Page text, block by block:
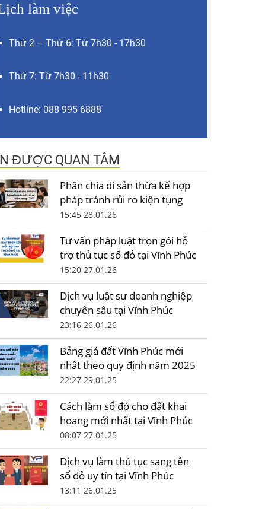
làm việc
Thứ 2 – Thứ 6: Từ 7h30 - 17h30
Thứ 7: Từ 7h30 - 11h30
Hotline: 088 995 6888
ĐƯỢC QUAN TÂM
Phân chia di sản thừa kế hợp
pháp tránh rủi ro kiện tụng
15:45 28.01.26
Tư vấn pháp luật trọn gói hỗ
trợ thủ tục sổ đỏ tại Vĩnh Phúc
15:20 27.01.26
Dịch vụ luật sư doanh nghiệp
chuyên sâu tại Vĩnh Phúc
23:16 26.01.26
Bảng giá đất Vĩnh Phúc mới
nhất theo quy định năm 2025
22:27 29.01.25
Cách làm sổ đỏ cho đất khai
hoang mới nhất tại Vĩnh Phúc
08:07 27.01.25
Dịch vụ làm thủ tục sang tên
sổ đỏ uy tín tại Vĩnh Phúc
13:11 26.01.25